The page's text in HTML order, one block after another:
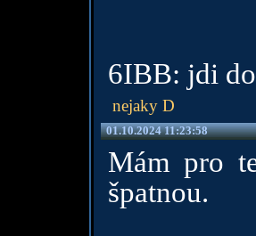
6IBB: jdi
nejaky D
01.10.2024 11:23:58
Mám pro
špatnou.